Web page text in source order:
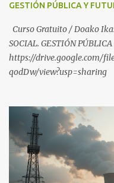
https://whatsapp.com/
SÍGUENOS EN
sub_confirmation=1
GESTIÓN PÚBLICA Y
Curso Gratuito / Doako
SOCIAL. GESTIÓN
https://drive.google.com/
qodDw/view?usp=sharing